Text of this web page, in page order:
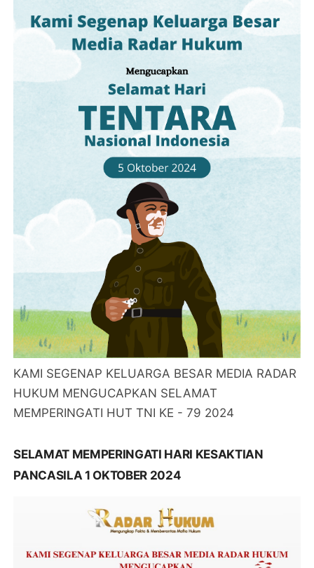
KAMI SEGENAP KELUARGA BESAR MEDIA RADAR
HUKUM MENGUCAPKAN SELAMAT
MEMPERINGATI HUT TNI KE - 79 2024
SELAMAT MEMPERINGATI HARI KESAKTIAN
PANCASILA 1 OKTOBER 2024